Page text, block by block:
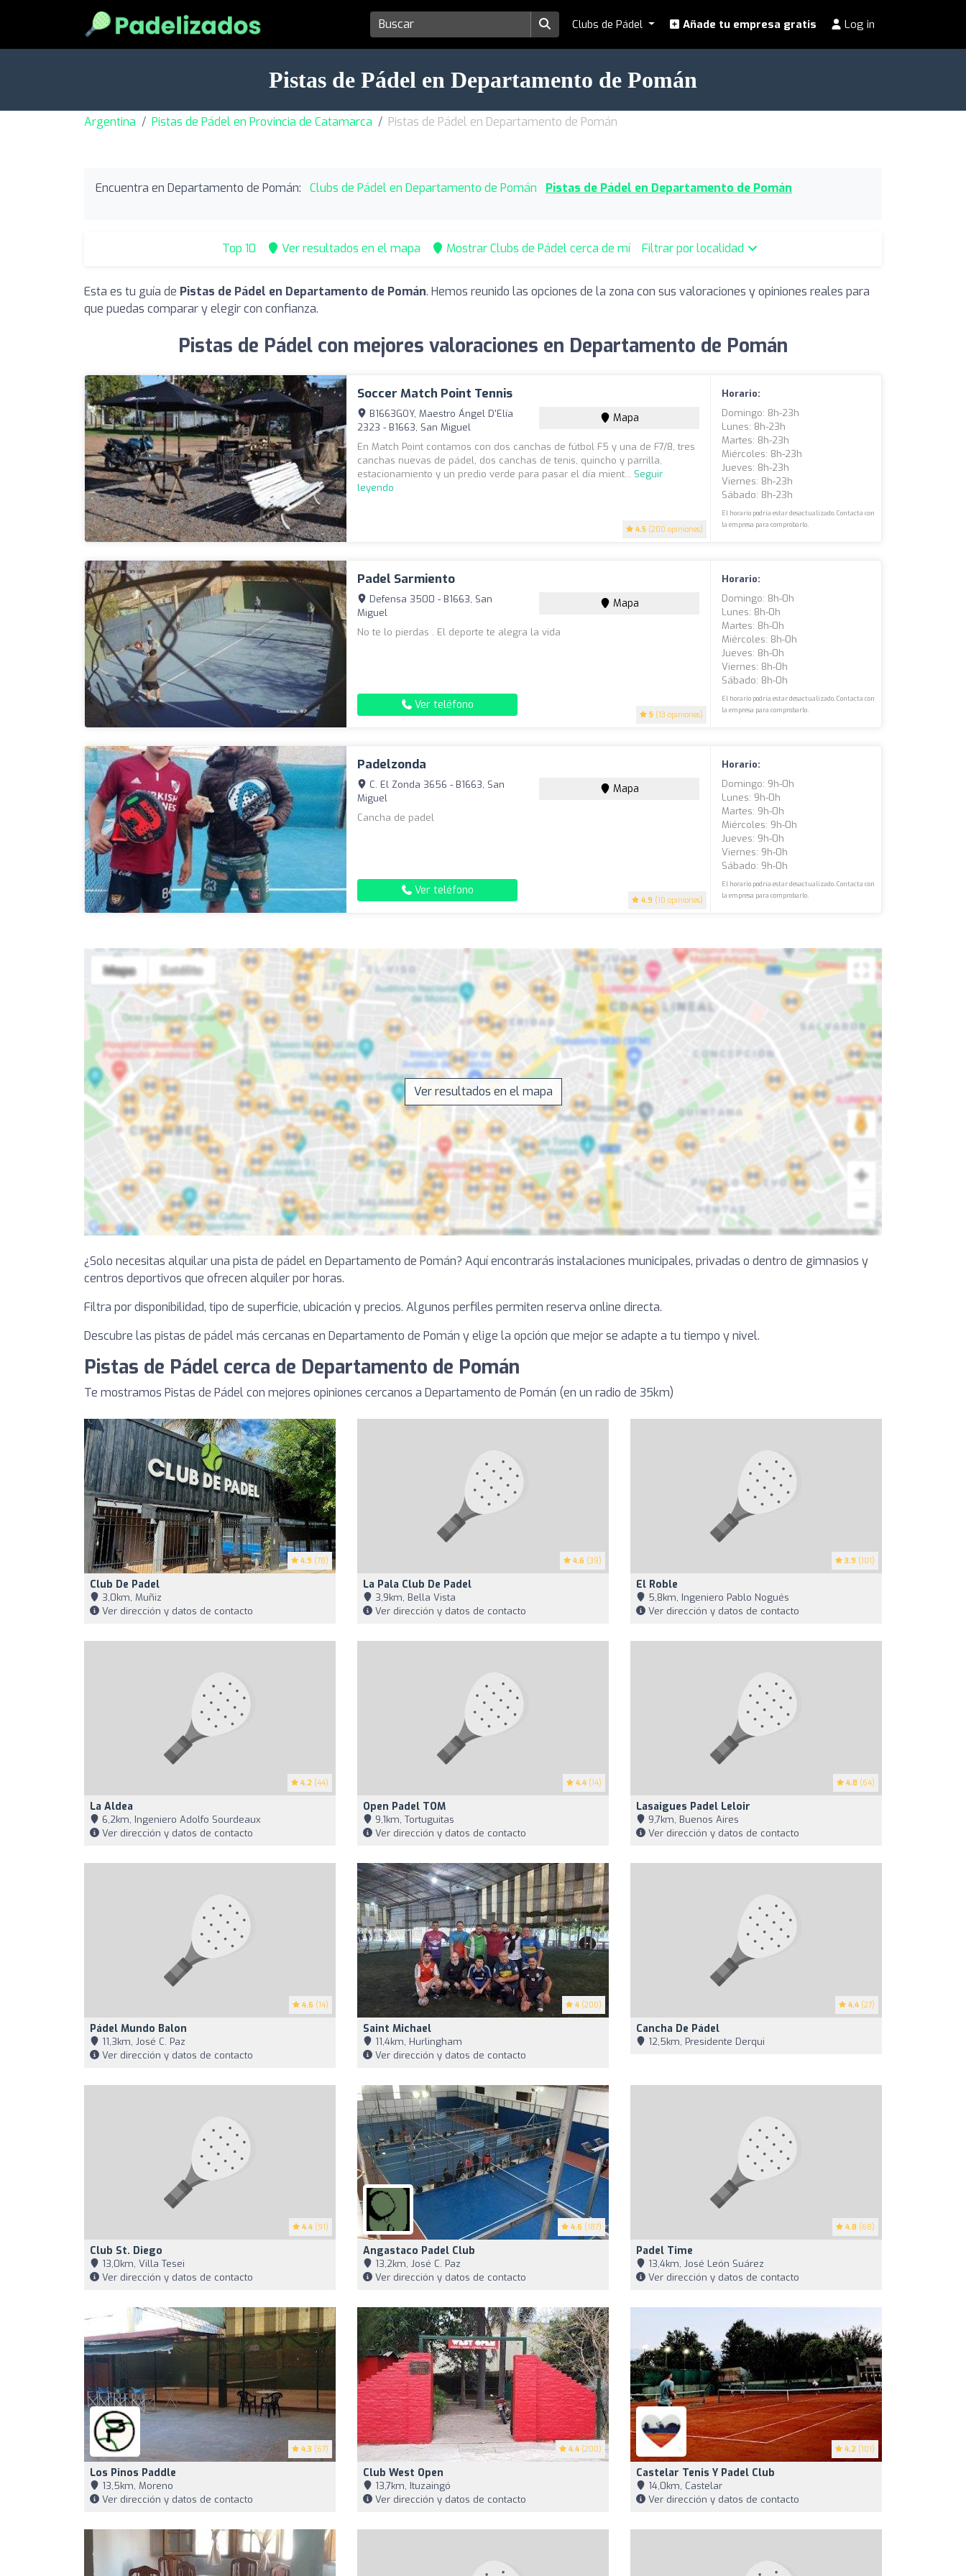
Clubs de Pádel Añade tu empresa gratis Log in
Pistas de Pádel en Departamento de Pomán
Argentina Pistas de Pádel en Provincia de Catamarca Pistas de Pádel en Departamento de Pomán
Encuentra en Departamento de Pomán: Clubs de Pádel en Departamento de Pomán Pistas de Pádel en Departamento de Pomán
Top 10 Ver resultados en el mapa Mostrar Clubs de Pádel cerca de mí Filtrar por localidad
Esta es tu guía de Pistas de Pádel en Departamento de Pomán. Hemos reunido las opciones de la zona con sus valoraciones y opiniones reales para
que puedas comparar y elegir con confianza.
Pistas de Pádel con mejores valoraciones en Departamento de Pomán
Soccer Match Point Tennis
4.5 (200 opiniones)
B1663GOY, Maestro Ángel D'Elía
2323 - B1663, San Miguel
Mapa
En Match Point contamos con dos canchas de fútbol F5 y una de F7/8, tres
canchas nuevas de pádel, dos canchas de tenis, quincho y parrilla,
estacionamiento y un predio verde para pasar el día mient... Seguir
leyendo
Horario:
Domingo: 8h-23h
Lunes: 8h-23h
Martes: 8h-23h
Miércoles: 8h-23h
Jueves: 8h-23h
Viernes: 8h-23h
Sábado: 8h-23h
El horario podría estar desactualizado. Contacta con
la empresa para comprobarlo.
Padel Sarmiento
5 (13 opiniones)
Defensa 3500 - B1663, San
Miguel
Mapa
No te lo pierdas . El deporte te alegra la vida
Ver teléfono
Horario:
Domingo: 8h-0h
Lunes: 8h-0h
Martes: 8h-0h
Miércoles: 8h-0h
Jueves: 8h-0h
Viernes: 8h-0h
Sábado: 8h-0h
El horario podría estar desactualizado. Contacta con
la empresa para comprobarlo.
Padelzonda
4.9 (10 opiniones)
C. El Zonda 3656 - B1663, San
Miguel
Mapa
Cancha de padel
Ver teléfono
Horario:
Domingo: 9h-0h
Lunes: 9h-0h
Martes: 9h-0h
Miércoles: 9h-0h
Jueves: 9h-0h
Viernes: 9h-0h
Sábado: 9h-0h
El horario podría estar desactualizado. Contacta con
la empresa para comprobarlo.
Ver resultados en el mapa
¿Solo necesitas alquilar una pista de pádel en Departamento de Pomán? Aquí encontrarás instalaciones municipales, privadas o dentro de gimnasios y
centros deportivos que ofrecen alquiler por horas.
Filtra por disponibilidad, tipo de superficie, ubicación y precios. Algunos perfiles permiten reserva online directa.
Descubre las pistas de pádel más cercanas en Departamento de Pomán y elige la opción que mejor se adapte a tu tiempo y nivel.
Pistas de Pádel cerca de Departamento de Pomán
Te mostramos Pistas de Pádel con mejores opiniones cercanos a Departamento de Pomán (en un radio de 35km)
4.9 (78)
Club De Padel
3,0km, Muñiz
Ver dirección y datos de contacto
4.6 (39)
La Pala Club De Padel
3,9km, Bella Vista
Ver dirección y datos de contacto
3.9 (101)
El Roble
5,8km, Ingeniero Pablo Nogués
Ver dirección y datos de contacto
4.2 (44)
La Aldea
6,2km, Ingeniero Adolfo Sourdeaux
Ver dirección y datos de contacto
4.4 (14)
Open Padel TOM
9,1km, Tortuguitas
Ver dirección y datos de contacto
4.8 (64)
Lasaigues Padel Leloir
9,7km, Buenos Aires
Ver dirección y datos de contacto
4.6 (14)
Pádel Mundo Balon
11,3km, José C. Paz
Ver dirección y datos de contacto
4 (200)
Saint Michael
11,4km, Hurlingham
Ver dirección y datos de contacto
4.4 (27)
Cancha De Pádel
12,5km, Presidente Derqui
4.4 (91)
Club St. Diego
13,0km, Villa Tesei
Ver dirección y datos de contacto
4.6 (187)
Angastaco Padel Club
13,2km, José C. Paz
Ver dirección y datos de contacto
4.8 (68)
Padel Time
13,4km, José León Suárez
Ver dirección y datos de contacto
4.3 (67)
Los Pinos Paddle
13,5km, Moreno
Ver dirección y datos de contacto
4.4 (200)
Club West Open
13,7km, Ituzaingó
Ver dirección y datos de contacto
4.2 (101)
Castelar Tenis Y Padel Club
14,0km, Castelar
Ver dirección y datos de contacto